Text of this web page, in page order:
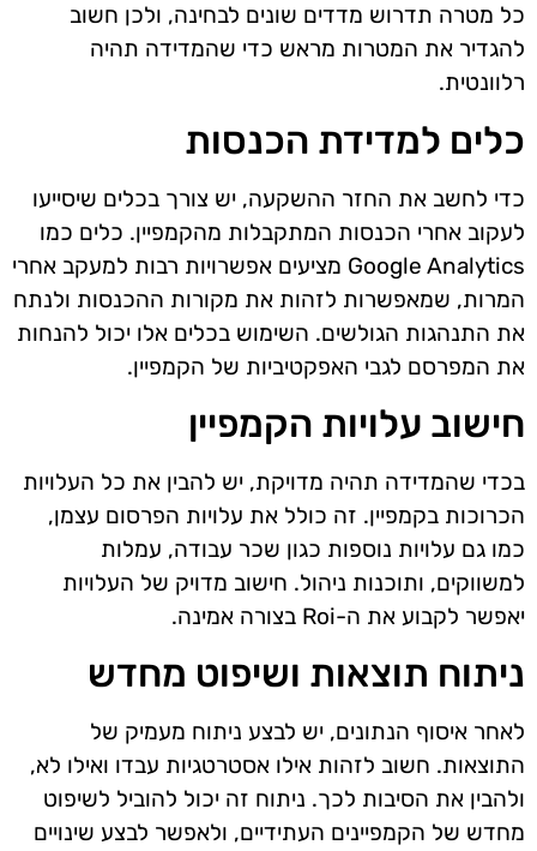
כל מטרה תדרוש מדדים שונים לבחינה, ולכן חשוב
להגדיר את המטרות מראש כדי שהמדידה תהיה
רלוונטית.
כלים למדידת הכנסות
כדי לחשב את החזר ההשקעה, יש צורך בכלים שיסייעו
לעקוב אחרי הכנסות המתקבלות מהקמפיין. כלים כמו
Google Analytics מציעים אפשרויות רבות למעקב אחרי
המרות, שמאפשרות לזהות את מקורות ההכנסות ולנתח
את התנהגות הגולשים. השימוש בכלים אלו יכול להנחות
את המפרסם לגבי האפקטיביות של הקמפיין.
חישוב עלויות הקמפיין
בכדי שהמדידה תהיה מדויקת, יש להבין את כל העלויות
הכרוכות בקמפיין. זה כולל את עלויות הפרסום עצמן,
כמו גם עלויות נוספות כגון שכר עבודה, עמלות
למשווקים, ותוכנות ניהול. חישוב מדויק של העלויות
יאפשר לקבוע את ה-Roi בצורה אמינה.
ניתוח תוצאות ושיפוט מחדש
לאחר איסוף הנתונים, יש לבצע ניתוח מעמיק של
התוצאות. חשוב לזהות אילו אסטרטגיות עבדו ואילו לא,
ולהבין את הסיבות לכך. ניתוח זה יכול להוביל לשיפוט
מחדש של הקמפיינים העתידיים, ולאפשר לבצע שינויים